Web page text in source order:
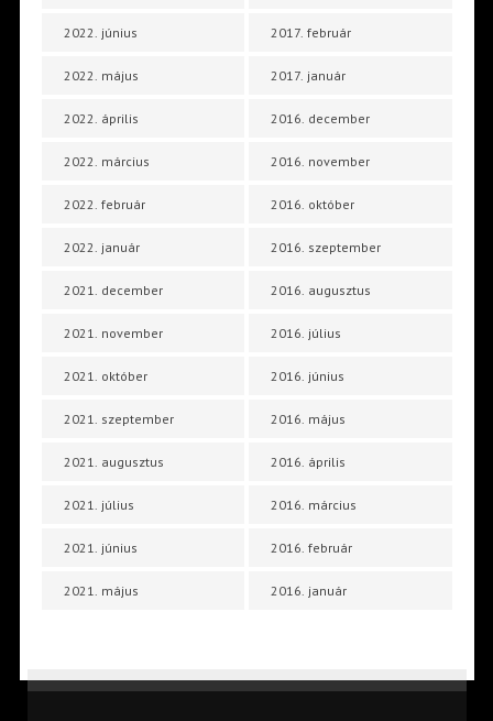
2022. június
2022. május
2022. április
2022. március
2022. február
2022. január
2021. december
2021. november
2021. október
2021. szeptember
2021. augusztus
2021. július
2021. június
2021. május
2017. február
2017. január
2016. december
2016. november
2016. október
2016. szeptember
2016. augusztus
2016. július
2016. június
2016. május
2016. április
2016. március
2016. február
2016. január